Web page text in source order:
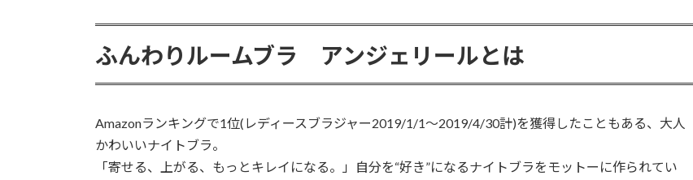
ふんわりルームブラ アンジェリールとは
Amazonランキングで1位(レディースブラジャー2019/1/1〜2019/4/30計)を獲得したこともある、大人
かわいいナイトブラ。
「寄せる、上がる、もっとキレイになる。」自分を“好き”になるナイトブラをモットーに作られてい